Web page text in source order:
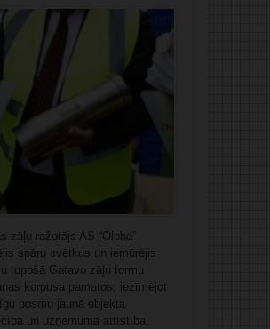
zāļu ražotājs AS “Olpha”
spāru svētkus un iemūrējis
topošā Gatavo zāļu formu
korpusa pamatos, iezīmējot
posmu jaunā objekta
un uzņēmuma attīstībā.